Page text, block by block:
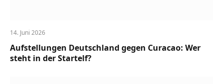
14. Juni 2026
Aufstellungen Deutschland gegen Curacao: Wer
steht in der Startelf?